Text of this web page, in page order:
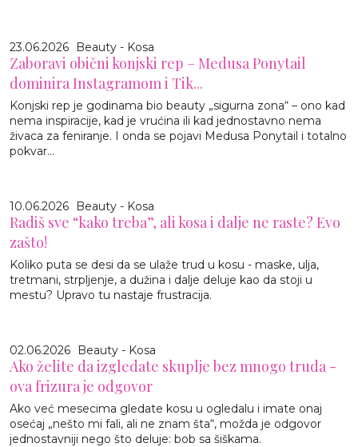
23.06.2026 Beauty - Kosa
Zaboravi obični konjski rep – Medusa Ponytail
dominira Instagramom i Tik...
Konjski rep je godinama bio beauty „sigurna zona“ – ono kad
nema inspiracije, kad je vrućina ili kad jednostavno nema
živaca za feniranje. I onda se pojavi Medusa Ponytail i totalno
pokvar...
10.06.2026 Beauty - Kosa
Radiš sve “kako treba”, ali kosa i dalje ne raste? Evo
zašto!
Koliko puta se desi da se ulaže trud u kosu - maske, ulja,
tretmani, strpljenje, a dužina i dalje deluje kao da stoji u
mestu? Upravo tu nastaje frustracija.
02.06.2026 Beauty - Kosa
Ako želite da izgledate skuplje bez mnogo truda -
ova frizura je odgovor
Ako već mesecima gledate kosu u ogledalu i imate onaj
osećaj „nešto mi fali, ali ne znam šta“, možda je odgovor
jednostavniji nego što deluje: bob sa šiškama.